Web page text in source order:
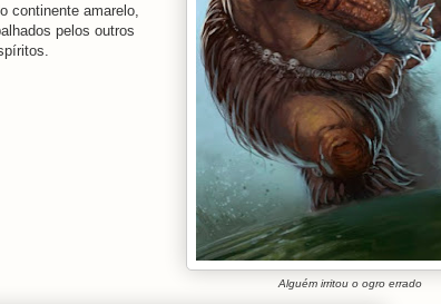
Alguém irritou o ogro errado
continente amarelo,
pelos outros